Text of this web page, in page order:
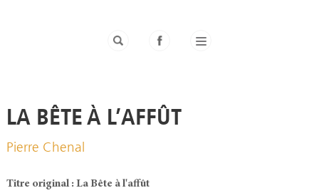
LA BÊTE À L’AFFÛT
Pierre Chenal
Titre original : La Bête à l'affût